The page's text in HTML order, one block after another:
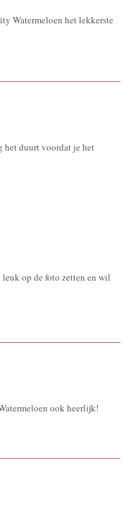
Watermeloen het lekkerste
het duurt voordat je het
op de foto zetten en wil
ook heerlijk!